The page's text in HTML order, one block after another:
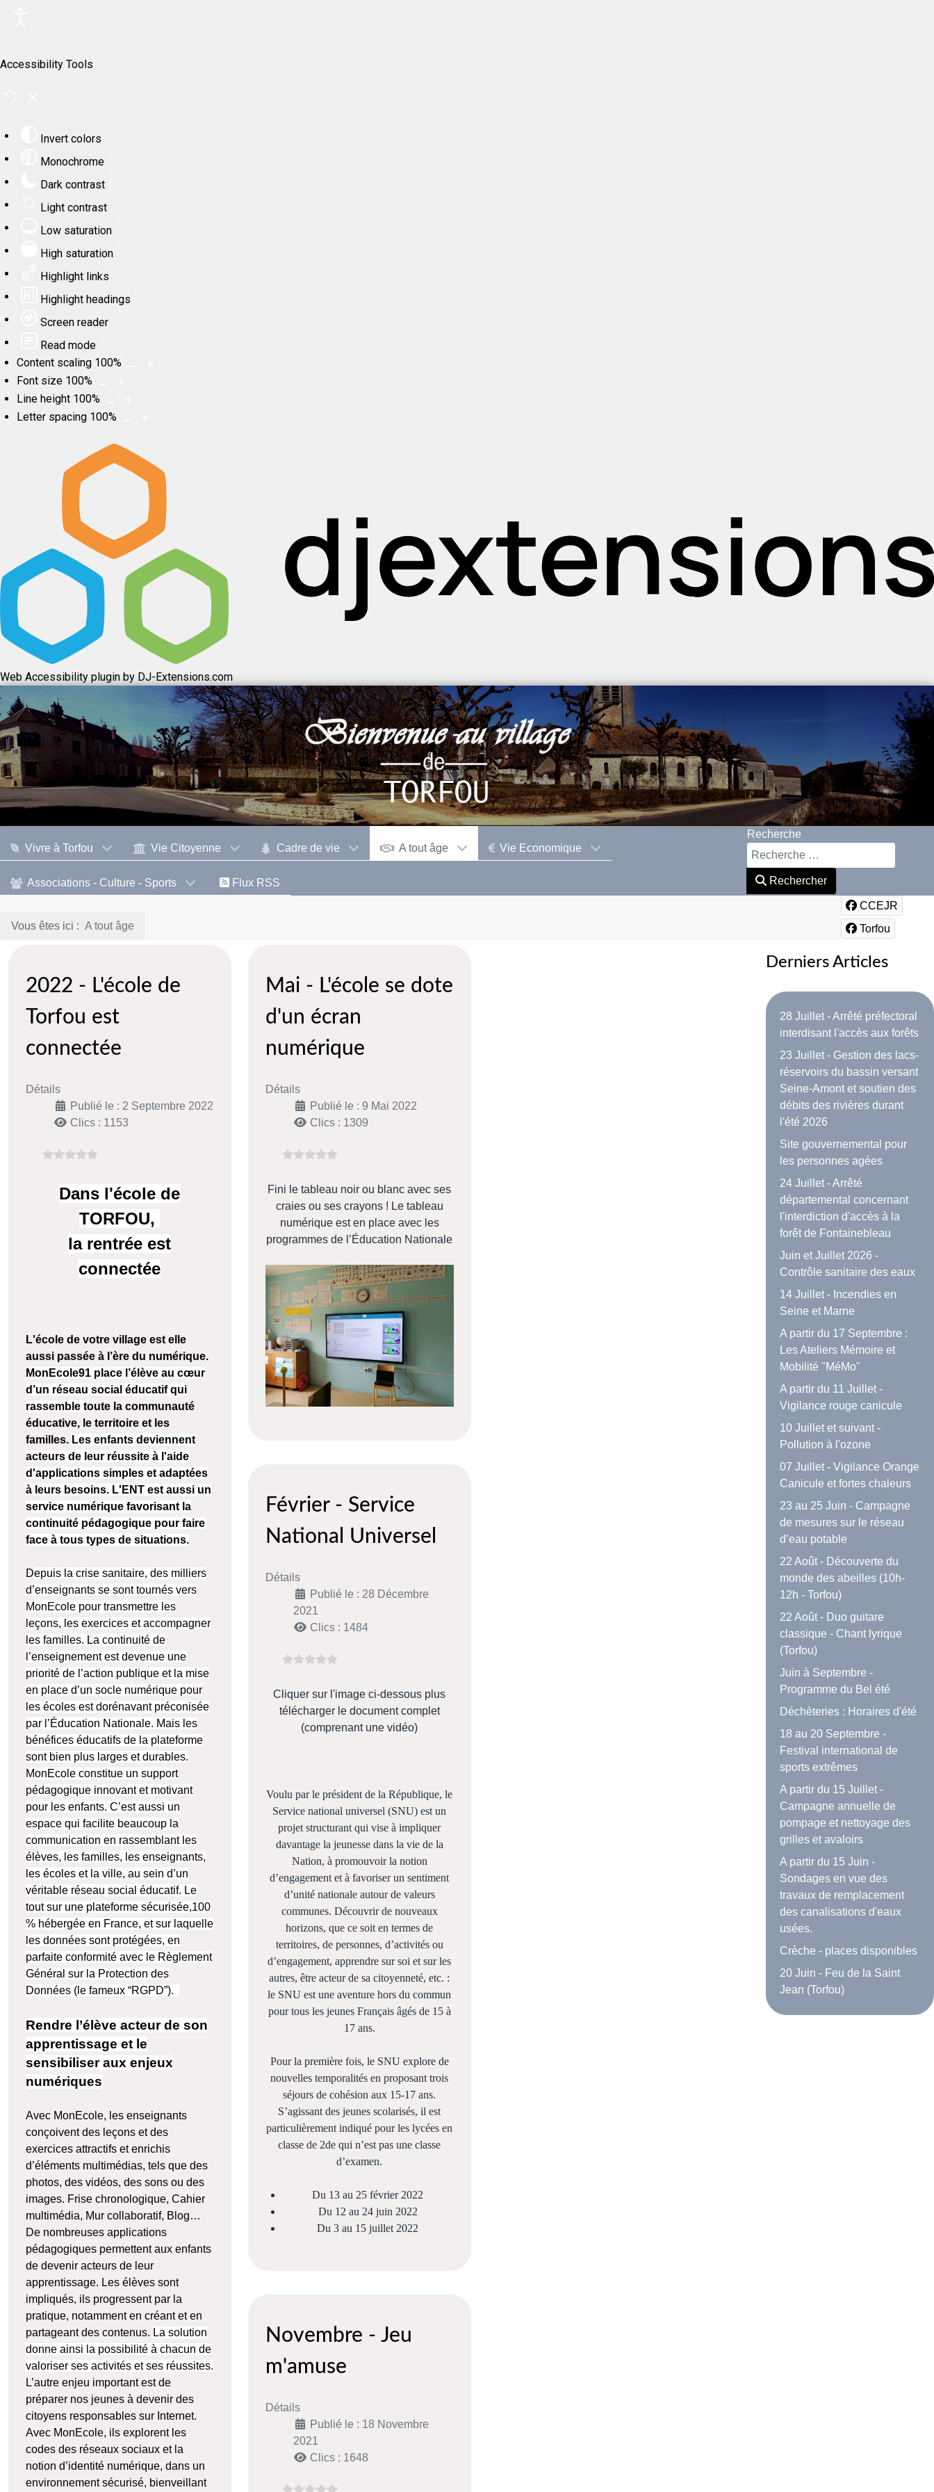
Accessibility Tools
Invert colors
Monochrome
Dark contrast
Light contrast
Low saturation
High saturation
Highlight links
Highlight headings
Screen reader
Read mode
Content scaling 100%
Font size 100%
Line height 100%
Letter spacing 100%
Web Accessibility plugin by DJ-Extensions.com
Vivre à Torfou Vie Citoyenne Cadre de vie A tout âge Vie Economique
Associations - Culture - Sports Flux RSS
Recherche
Rechercher
Vous êtes ici : A tout âge
CCEJR
Torfou
2022 - L'école de
Torfou est
connectée
Détails
Publié le : 2 Septembre 2022
Clics : 1153
Dans l'école de
TORFOU,
la rentrée est
connectée
L'école de votre village est elle
aussi passée à l’ère du numérique.
MonEcole91 place l’élève au cœur
d’un réseau social éducatif qui
rassemble toute la communauté
éducative, le territoire et les
familles. Les enfants deviennent
acteurs de leur réussite à l'aide
d'applications simples et adaptées
à leurs besoins. L'ENT est aussi un
service numérique favorisant la
continuité pédagogique pour faire
face à tous types de situations.
Depuis la crise sanitaire, des milliers
d’enseignants se sont tournés vers
MonEcole pour transmettre les
leçons, les exercices et accompagner
les familles. La continuité de
l’enseignement est devenue une
priorité de l’action publique et la mise
en place d’un socle numérique pour
les écoles est dorénavant préconisée
par l’Éducation Nationale. Mais les
bénéfices éducatifs de la plateforme
sont bien plus larges et durables.
MonEcole constitue un support
pédagogique innovant et motivant
pour les enfants. C’est aussi un
espace qui facilite beaucoup la
communication en rassemblant les
élèves, les familles, les enseignants,
les écoles et la ville, au sein d’un
véritable réseau social éducatif. Le
tout sur une plateforme sécurisée,100
% hébergée en France, et sur laquelle
les données sont protégées, en
parfaite conformité avec le Règlement
Général sur la Protection des
Données (le fameux “RGPD”).
Rendre l’élève acteur de son
apprentissage et le
sensibiliser aux enjeux
numériques
Avec MonEcole, les enseignants
conçoivent des leçons et des
exercices attractifs et enrichis
d’éléments multimédias, tels que des
photos, des vidéos, des sons ou des
images. Frise chronologique, Cahier
multimédia, Mur collaboratif, Blog…
De nombreuses applications
pédagogiques permettent aux enfants
de devenir acteurs de leur
apprentissage. Les élèves sont
impliqués, ils progressent par la
pratique, notamment en créant et en
partageant des contenus. La solution
donne ainsi la possibilité à chacun de
valoriser ses activités et ses réussites.
L’autre enjeu important est de
préparer nos jeunes à devenir des
citoyens responsables sur Internet.
Avec MonEcole, ils explorent les
codes des réseaux sociaux et la
notion d’identité numérique, dans un
environnement sécurisé, bienveillant
Mai - L'école se dote
d'un écran
numérique
Détails
Publié le : 9 Mai 2022
Clics : 1309
Fini le tableau noir ou blanc avec ses
craies ou ses crayons ! Le tableau
numérique est en place avec les
programmes de l’Éducation Nationale
Février - Service
National Universel
Détails
Publié le : 28 Décembre
2021
Clics : 1484
Cliquer sur l'image ci-dessous plus
télécharger le document complet
(comprenant une vidéo)
Voulu par le président de la République, le
Service national universel (SNU) est un
projet structurant qui vise à impliquer
davantage la jeunesse dans la vie de la
Nation, à promouvoir la notion
d’engagement et à favoriser un sentiment
d’unité nationale autour de valeurs
communes. Découvrir de nouveaux
horizons, que ce soit en termes de
territoires, de personnes, d’activités ou
d’engagement, apprendre sur soi et sur les
autres, être acteur de sa citoyenneté, etc. :
le SNU est une aventure hors du commun
pour tous les jeunes Français âgés de 15 à
17 ans.
Pour la première fois, le SNU explore de
nouvelles temporalités en proposant trois
séjours de cohésion aux 15-17 ans.
S’agissant des jeunes scolarisés, il est
particulièrement indiqué pour les lycées en
classe de 2de qui n’est pas une classe
d’examen.
Du 13 au 25 février 2022
Du 12 au 24 juin 2022
Du 3 au 15 juillet 2022
Novembre - Jeu
m'amuse
Détails
Publié le : 18 Novembre
2021
Clics : 1648
Derniers Articles
28 Juillet - Arrêté préfectoral
interdisant l'accès aux forêts
23 Juillet - Gestion des lacs-
réservoirs du bassin versant
Seine-Amont et soutien des
débits des rivières durant
l'été 2026
Site gouvernemental pour
les personnes agées
24 Juillet - Arrêté
départemental concernant
l'interdiction d'accès à la
forêt de Fontainebleau
Juin et Juillet 2026 -
Contrôle sanitaire des eaux
14 Juillet - Incendies en
Seine et Marne
A partir du 17 Septembre :
Les Ateliers Mémoire et
Mobilité "MéMo"
A partir du 11 Juillet -
Vigilance rouge canicule
10 Juillet et suivant -
Pollution à l'ozone
07 Juillet - Vigilance Orange
Canicule et fortes chaleurs
23 au 25 Juin - Campagne
de mesures sur le réseau
d’eau potable
22 Août - Découverte du
monde des abeilles (10h-
12h - Torfou)
22 Août - Duo guitare
classique - Chant lyrique
(Torfou)
Juin à Septembre -
Programme du Bel été
Déchèteries : Horaires d'été
18 au 20 Septembre -
Festival international de
sports extrêmes
A partir du 15 Juillet -
Campagne annuelle de
pompage et nettoyage des
grilles et avaloirs
A partir du 15 Juin -
Sondages en vue des
travaux de remplacement
des canalisations d'eaux
usées.
Crèche - places disponibles
20 Juin - Feu de la Saint
Jean (Torfou)